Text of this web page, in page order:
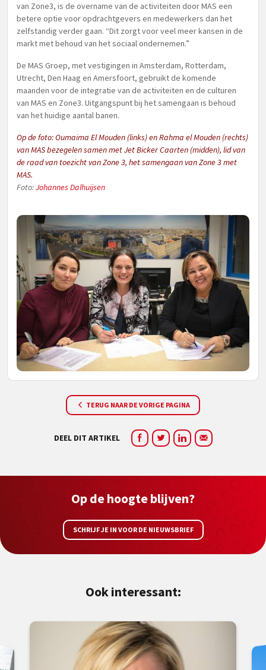
van Zone3, is de overname van de activiteiten door MAS een
betere optie voor opdrachtgevers en medewerkers dan het
zelfstandig verder gaan. “Dit zorgt voor veel meer kansen in de
markt met behoud van het sociaal ondernemen.”
De MAS Groep, met vestigingen in Amsterdam, Rotterdam,
Utrecht, Den Haag en Amersfoort, gebruikt de komende
maanden voor de integratie van de activiteiten en de culturen
van MAS en Zone3. Uitgangspunt bij het samengaan is behoud
van het huidige aantal banen.
Op de foto:Oumaima El Mouden (links) en Rahma el Mouden (rechts)
van MAS bezegelen samen met Jet Bicker Caarten (midden), lid van
de raad van toezicht van Zone 3, het samengaan van Zone 3 met
MAS.
Foto:Johannes Dalhuijsen
TERUG NAAR DE VORIGE PAGINA
DEEL DIT ARTIKEL
Op de hoogte blijven?
SCHRIJF JE IN VOOR DE NIEUWSBRIEF
Ook interessant: